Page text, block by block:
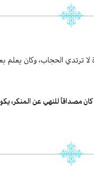
ترتدي الحجاب، وكان
مصداقاً للنهي عن المنكر،